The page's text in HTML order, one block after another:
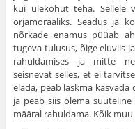
kui ülekohut teha. Sellele
orjamoraaliks. Seadus ja
nõrkade enamus püüab
tugeva tulusus, õige eluviis
rahuldamises ja mitte
seisnevat selles, et ei
elada, peab laskma
ja peab siis olema
määral rahuldama. Kõik